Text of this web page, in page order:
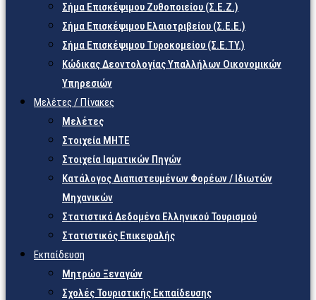
Σήμα Επισκέψιμου Ζυθοποιείου (Σ.Ε.Ζ.)
Σήμα Επισκέψιμου Ελαιοτριβείου (Σ.Ε.Ε.)
Σήμα Επισκέψιμου Τυροκομείου (Σ.Ε.TY.)
Κώδικας Δεοντολογίας Υπαλλήλων Οικονομικών
Υπηρεσιών
Μελέτες / Πίνακες
Μελέτες
Στοιχεία ΜΗΤΕ
Στοιχεία Ιαματικών Πηγών
Κατάλογος Διαπιστευμένων Φορέων / Ιδιωτών
Μηχανικών
Στατιστικά Δεδομένα Ελληνικού Τουρισμού
Στατιστικός Επικεφαλής
Εκπαίδευση
Μητρώο Ξεναγών
Σχολές Τουριστικής Εκπαίδευσης